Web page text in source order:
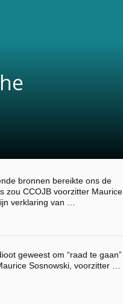
bronnen bereikte ons de
zou CCOJB voorzitter Maurice
verklaring van …
geweest om “raad te gaan”
Sosnowski, voorzitter …